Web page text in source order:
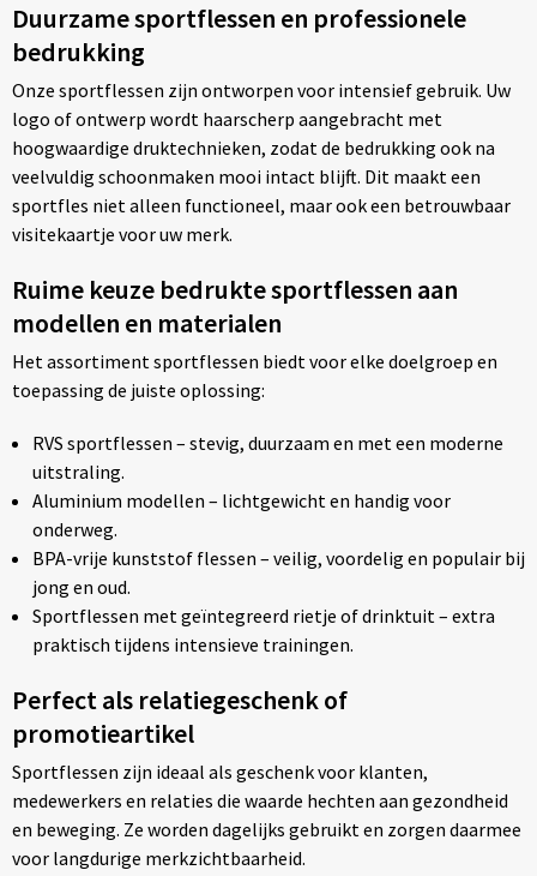
Duurzame sportflessen en professionele
bedrukking
Onze sportflessen zijn ontworpen voor intensief gebruik. Uw
logo of ontwerp wordt haarscherp aangebracht met
hoogwaardige druktechnieken, zodat de bedrukking ook na
veelvuldig schoonmaken mooi intact blijft. Dit maakt een
sportfles niet alleen functioneel, maar ook een betrouwbaar
visitekaartje voor uw merk.
Ruime keuze bedrukte sportflessen aan
modellen en materialen
Het assortiment sportflessen biedt voor elke doelgroep en
toepassing de juiste oplossing:
RVS sportflessen – stevig, duurzaam en met een moderne
uitstraling.
Aluminium modellen – lichtgewicht en handig voor
onderweg.
BPA-vrije kunststof flessen – veilig, voordelig en populair bij
jong en oud.
Sportflessen met geïntegreerd rietje of drinktuit – extra
praktisch tijdens intensieve trainingen.
Perfect als relatiegeschenk of
promotieartikel
Sportflessen zijn ideaal als geschenk voor klanten,
medewerkers en relaties die waarde hechten aan gezondheid
en beweging. Ze worden dagelijks gebruikt en zorgen daarmee
voor langdurige merkzichtbaarheid.